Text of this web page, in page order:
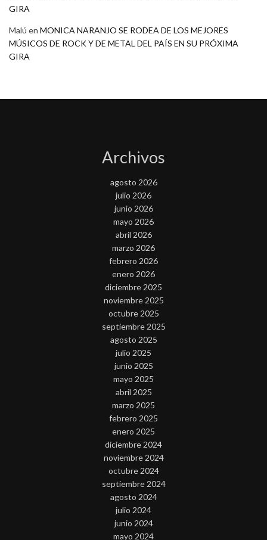
GIRA
Malú en MONICA NARANJO SE RODEA DE LOS MEJORES
MÚSICOS DE ROCK Y DE METAL DEL PAÍS EN SU PRÓXIMA
GIRA
Archivos
agosto 2026
julio 2026
junio 2026
mayo 2026
abril 2026
marzo 2026
febrero 2026
enero 2026
diciembre 2025
noviembre 2025
octubre 2025
septiembre 2025
agosto 2025
julio 2025
junio 2025
mayo 2025
abril 2025
marzo 2025
febrero 2025
enero 2025
diciembre 2024
noviembre 2024
octubre 2024
septiembre 2024
agosto 2024
julio 2024
junio 2024
mayo 2024